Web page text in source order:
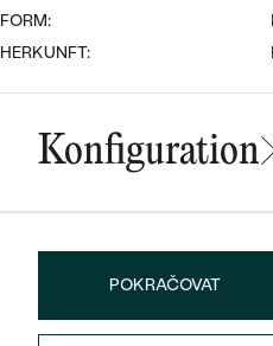
Wave
MASSGEFERTIGTER
FORM:
HERKUNFT:
Konfiguration
POKRAČOVAT
Das könnte